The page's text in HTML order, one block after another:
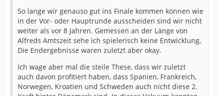
So lange wir genauso gut ins Finale kommen können wie
in der Vor- oder Hauptrunde ausscheiden sind wir nicht
weiter als vor 8 Jahren. Gemessen an der Länge von
Alfreds Amtszeit sehe ich spielerisch keine Entwicklung,
Die Endergebnisse waren zuletzt aber okay.
Ich wage aber mal die steile These, dass wir zuletzt
auch davon profitiert haben, dass Spanien, Frankreich,
Norwegen, Kroatien und Schweden auch nicht diese 2.